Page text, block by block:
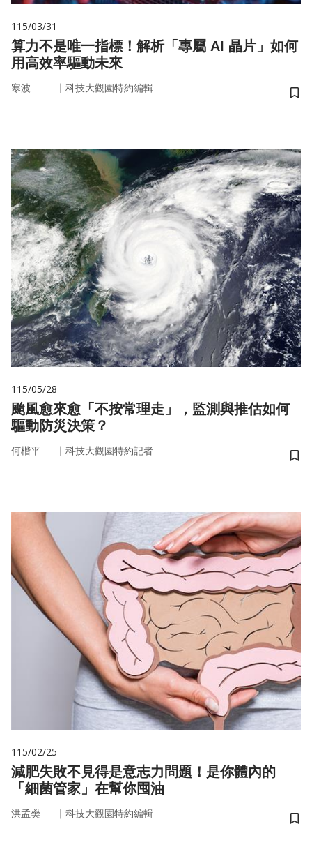
115/03/31
算力不是唯一指標！解析「專屬 AI 晶片」如何
用高效率驅動未來
寒波 ｜ 科技大觀園特約編輯
儲
115/05/28
颱風愈來愈「不按常理走」，監測與推估如何
驅動防災決策？
何楷平 ｜ 科技大觀園特約記者
儲
115/02/25
減肥失敗不見得是意志力問題！是你體內的
「細菌管家」在幫你囤油
洪孟樊 ｜ 科技大觀園特約編輯
儲